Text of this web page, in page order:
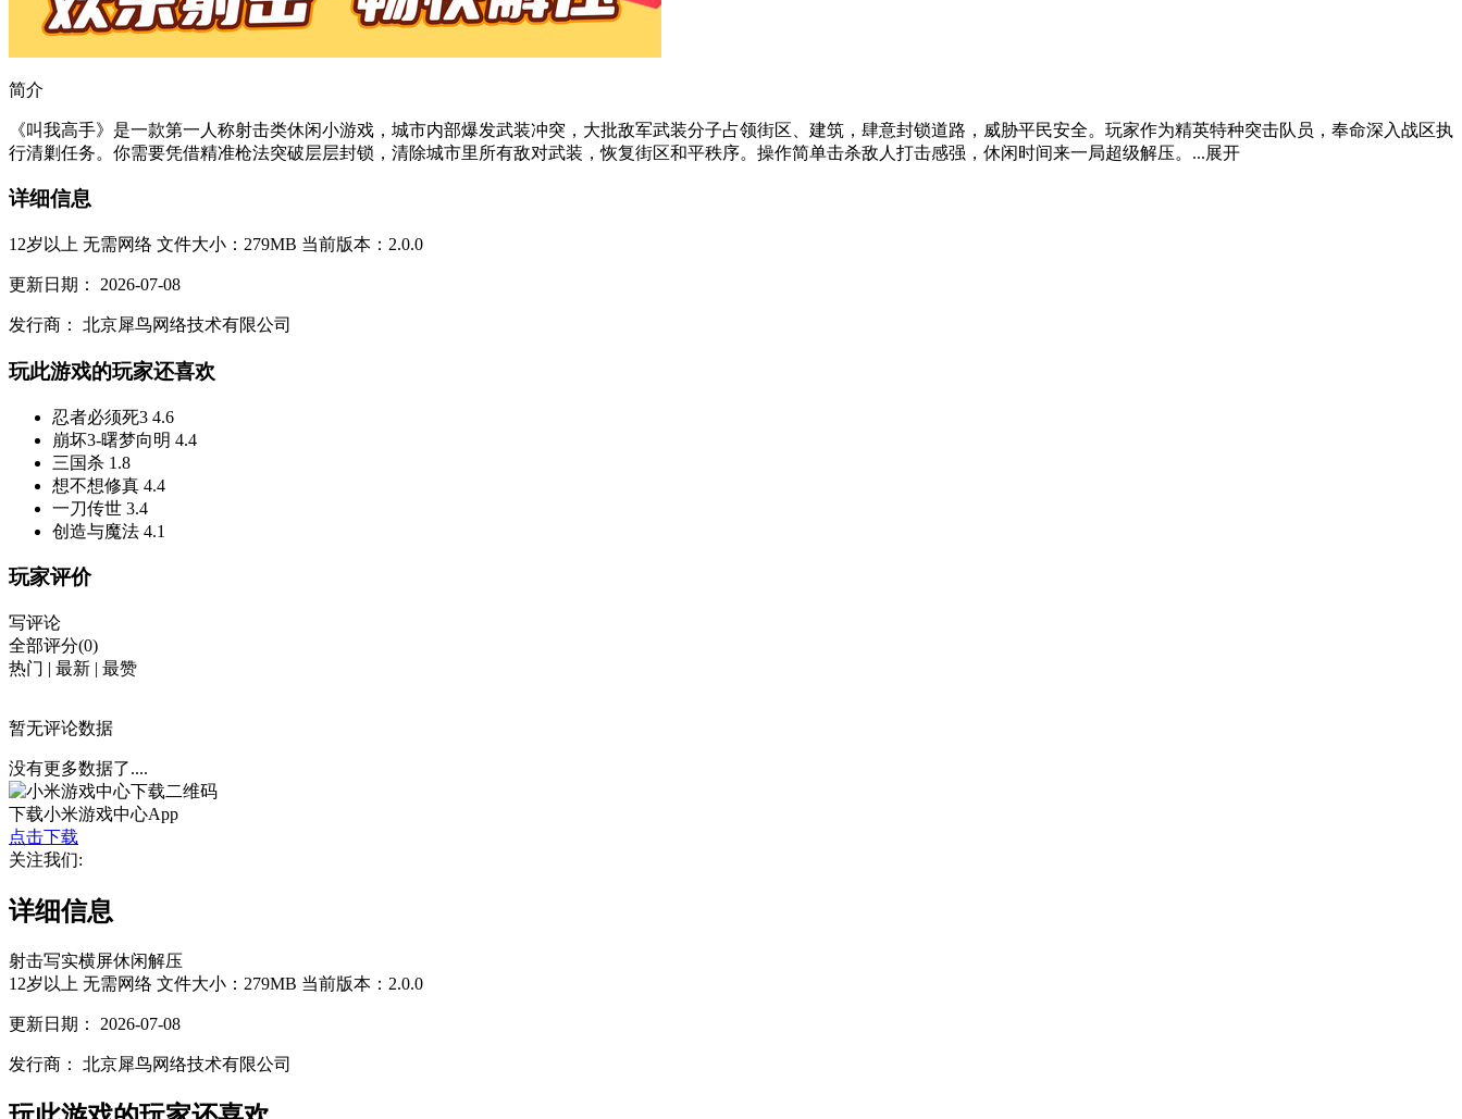
简介
《叫我高手》是一款第一人称射击类休闲小游戏，城市内部爆发武装冲突，大批敌军武装分子占领街区、建筑，肆意封锁道路，威胁平民安全。玩家作为精英特种突击队员，奉命深入战区执
行清剿任务。你需要凭借精准枪法突破层层封锁，清除城市里所有敌对武装，恢复街区和平秩序。操作简单击杀敌人打击感强，休闲时间来一局超级解压。...展开
详细信息
12岁以上 无需网络 文件大小：279MB 当前版本：2.0.0
更新日期： 2026-07-08
发行商： 北京犀鸟网络技术有限公司
玩此游戏的玩家还喜欢
忍者必须死3 4.6
崩坏3-曙梦向明 4.4
三国杀 1.8
想不想修真 4.4
一刀传世 3.4
创造与魔法 4.1
玩家评价
写评论
全部评分(0)
热门 | 最新 | 最赞
暂无评论数据
没有更多数据了....
下载小米游戏中心App
点击下载
关注我们:
详细信息
射击写实横屏休闲解压
12岁以上 无需网络 文件大小：279MB 当前版本：2.0.0
更新日期： 2026-07-08
发行商： 北京犀鸟网络技术有限公司